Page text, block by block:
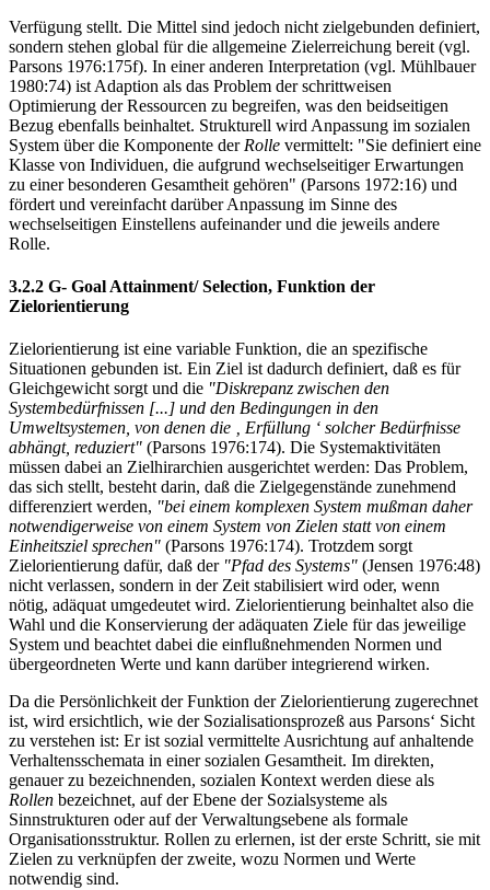
Verfügung stellt. Die Mittel sind jedoch nicht zielgebunden definiert,
sondern stehen global für die allgemeine Zielerreichung bereit (vgl.
Parsons 1976:175f). In einer anderen Interpretation (vgl. Mühlbauer
1980:74) ist Adaption als das Problem der schrittweisen
Optimierung der Ressourcen zu begreifen, was den beidseitigen
Bezug ebenfalls beinhaltet. Strukturell wird Anpassung im sozialen
System über die Komponente der Rolle vermittelt: "Sie definiert eine
Klasse von Individuen, die aufgrund wechselseitiger Erwartungen
zu einer besonderen Gesamtheit gehören" (Parsons 1972:16) und
fördert und vereinfacht darüber Anpassung im Sinne des
wechselseitigen Einstellens aufeinander und die jeweils andere
Rolle.
3.2.2 G- Goal Attainment/ Selection, Funktion der
Zielorientierung
Zielorientierung ist eine variable Funktion, die an spezifische
Situationen gebunden ist. Ein Ziel ist dadurch definiert, daß es für
Gleichgewicht sorgt und die "Diskrepanz zwischen den
Systembedürfnissen [...] und den Bedingungen in den
Umweltsystemen, von denen die ‚ Erfüllung ‘ solcher Bedürfnisse
abhängt, reduziert" (Parsons 1976:174). Die Systemaktivitäten
müssen dabei an Zielhirarchien ausgerichtet werden: Das Problem,
das sich stellt, besteht darin, daß die Zielgegenstände zunehmend
differenziert werden, "bei einem komplexen System mußman daher
notwendigerweise von einem System von Zielen statt von einem
Einheitsziel sprechen" (Parsons 1976:174). Trotzdem sorgt
Zielorientierung dafür, daß der "Pfad des Systems" (Jensen 1976:48)
nicht verlassen, sondern in der Zeit stabilisiert wird oder, wenn
nötig, adäquat umgedeutet wird. Zielorientierung beinhaltet also die
Wahl und die Konservierung der adäquaten Ziele für das jeweilige
System und beachtet dabei die einflußnehmenden Normen und
übergeordneten Werte und kann darüber integrierend wirken.
Da die Persönlichkeit der Funktion der Zielorientierung zugerechnet
ist, wird ersichtlich, wie der Sozialisationsprozeß aus Parsons‘ Sicht
zu verstehen ist: Er ist sozial vermittelte Ausrichtung auf anhaltende
Verhaltensschemata in einer sozialen Gesamtheit. Im direkten,
genauer zu bezeichnenden, sozialen Kontext werden diese als
Rollen bezeichnet, auf der Ebene der Sozialsysteme als
Sinnstrukturen oder auf der Verwaltungsebene als formale
Organisationsstruktur. Rollen zu erlernen, ist der erste Schritt, sie mit
Zielen zu verknüpfen der zweite, wozu Normen und Werte
notwendig sind.